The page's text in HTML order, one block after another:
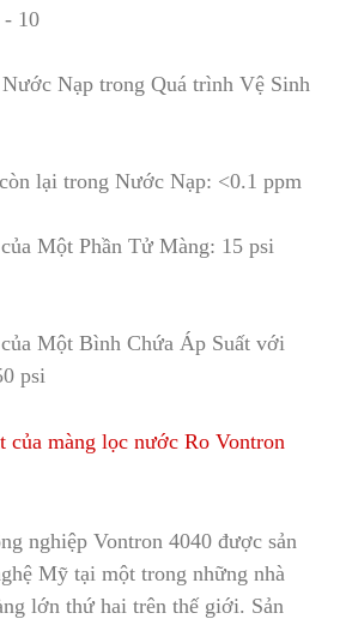
- 10
Nạp trong Quá trình Vệ Sinh
lại trong Nước Nạp: <0.1 ppm
Một Phần Tử Màng: 15 psi
Một Bình Chứa Áp Suất với
psi
của màng lọc nước Ro Vontron
nghiệp Vontron 4040 được sản
Mỹ tại một trong những nhà
lớn thứ hai trên thế giới. Sản